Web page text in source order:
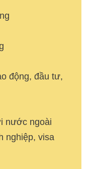
động, đầu tư,
nước ngoài
nghiệp, visa